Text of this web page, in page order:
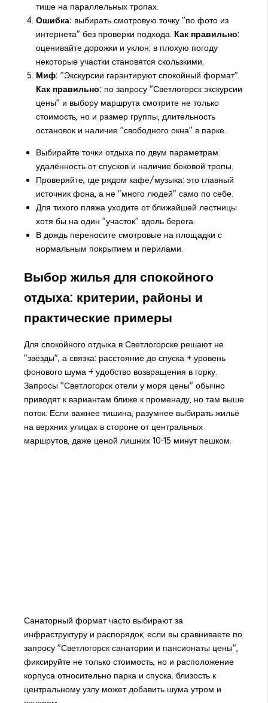
тише на параллельных тропах.
Ошибка: выбирать смотровую точку "по фото из
интернета" без проверки подхода. Как правильно:
оценивайте дорожки и уклон; в плохую погоду
некоторые участки становятся скользкими.
Миф: "Экскурсии гарантируют спокойный формат".
Как правильно: по запросу "Светлогорск экскурсии
цены" и выбору маршрута смотрите не только
стоимость, но и размер группы, длительность
остановок и наличие "свободного окна" в парке.
Выбирайте точки отдыха по двум параметрам:
удалённость от спусков и наличие боковой тропы.
Проверяйте, где рядом кафе/музыка: это главный
источник фона, а не "много людей" само по себе.
Для тихого пляжа уходите от ближайшей лестницы
хотя бы на один "участок" вдоль берега.
В дождь переносите смотровые на площадки с
нормальным покрытием и перилами.
Выбор жилья для спокойного
отдыха: критерии, районы и
практические примеры
Для спокойного отдыха в Светлогорске решают не
"звёзды", а связка: расстояние до спуска + уровень
фонового шума + удобство возвращения в горку.
Запросы "Светлогорск отели у моря цены" обычно
приводят к вариантам ближе к променаду, но там выше
поток. Если важнее тишина, разумнее выбирать жильё
на верхних улицах в стороне от центральных
маршрутов, даже ценой лишних 10-15 минут пешком.
Санаторный формат часто выбирают за
инфраструктуру и распорядок; если вы сравниваете по
запросу "Светлогорск санатории и пансионаты цены",
фиксируйте не только стоимость, но и расположение
корпуса относительно парка и спуска: близость к
центральному узлу может добавить шума утром и